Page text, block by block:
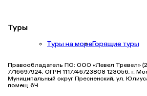
Туры
Туры на мореГорящие туры
Правообладатель ПО: ООО «Левел Тревел»
7716697924, ОГРН 1117746723808 123056, г.
Муниципальный округ Пресненский, ул.
помещ.6Ч